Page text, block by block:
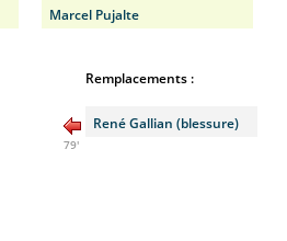
Marcel Pujalte
Remplacements :
René Gallian (blessure)
79'